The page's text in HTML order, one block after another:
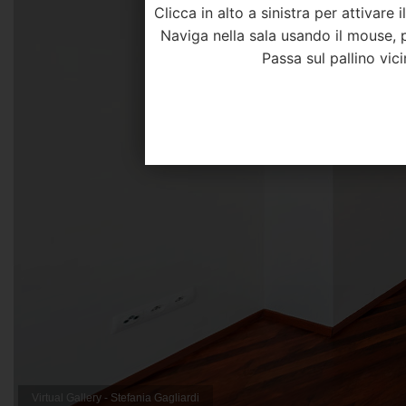
Virtual Gallery - Stefania Gagliardi
Clicca in alto a sinistra per attivare
Naviga nella sala usando il
Passa sul pallino